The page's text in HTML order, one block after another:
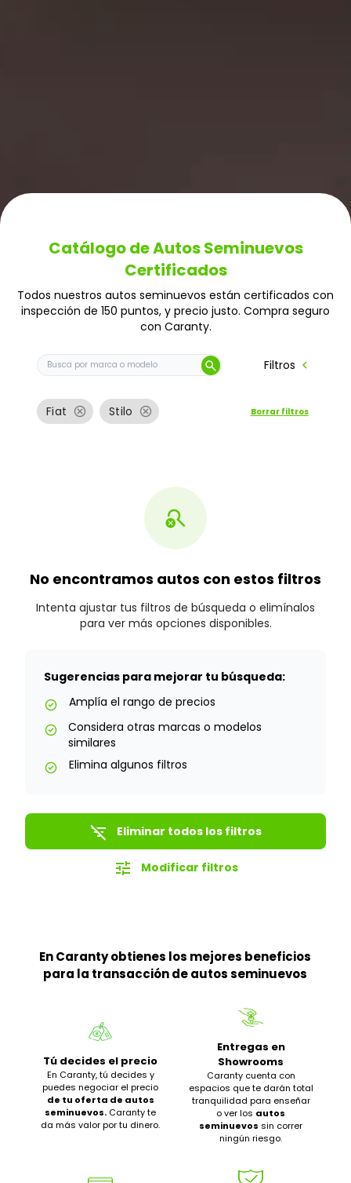
Catálogo de Autos Seminuevos
Certificados
Todos nuestros autos seminuevos están certificados con
inspección de 150 puntos, y precio justo. Compra seguro
con Caranty.
Buscar auto por marca o modelo
search Filtros chevron_left
Fiat cancel Stilo cancel Borrar filtros
search_off
No encontramos autos con estos filtros
Intenta ajustar tus filtros de búsqueda o elimínalos
para ver más opciones disponibles.
Sugerencias para mejorar tu búsqueda:
check_circle Amplía el rango de precios
check_circle
Considera otras marcas o modelos
similares
check_circle Elimina algunos filtros
filter_list_off Eliminar todos los filtros
tune Modificar filtros
En Caranty obtienes los mejores beneficios
para la transacción de autos seminuevos
Tú decides el precio
En Caranty, tú decides y
puedes negociar el precio
de tu oferta de autos
seminuevos. Caranty te
da más valor por tu dinero.
Entregas en
Showrooms
Caranty cuenta con
espacios que te darán total
tranquilidad para enseñar
o ver los autos
seminuevos sin correr
ningún riesgo.